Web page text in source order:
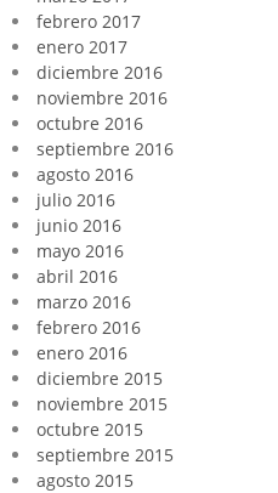
febrero 2017
enero 2017
diciembre 2016
noviembre 2016
octubre 2016
septiembre 2016
agosto 2016
julio 2016
junio 2016
mayo 2016
abril 2016
marzo 2016
febrero 2016
enero 2016
diciembre 2015
noviembre 2015
octubre 2015
septiembre 2015
agosto 2015